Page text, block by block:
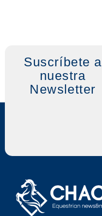
Suscríbete a
nuestra
Newsletter